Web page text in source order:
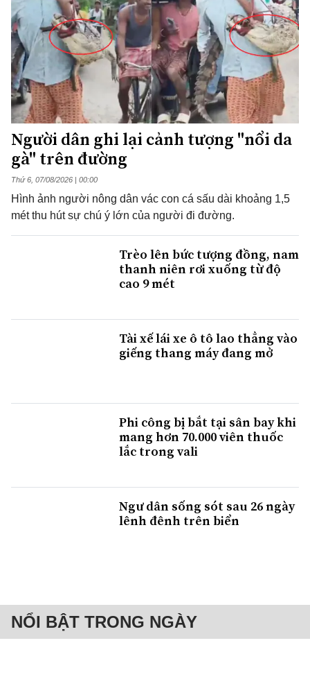
Người dân ghi lại cảnh tượng "nổi da
gà" trên đường
Thứ 6, 07/08/2026 | 00:00
Hình ảnh người nông dân vác con cá sấu dài khoảng 1,5
mét thu hút sự chú ý lớn của người đi đường.
Trèo lên bức tượng đồng, nam
thanh niên rơi xuống từ độ
cao 9 mét
Tài xế lái xe ô tô lao thẳng vào
giếng thang máy đang mở
Phi công bị bắt tại sân bay khi
mang hơn 70.000 viên thuốc
lắc trong vali
Ngư dân sống sót sau 26 ngày
lênh đênh trên biển
NỔI BẬT TRONG NGÀY